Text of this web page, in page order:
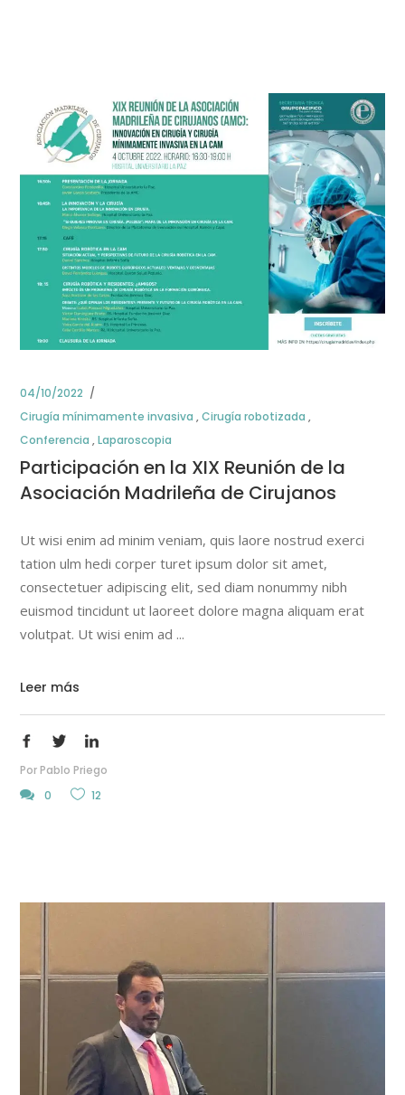
04/10/2022
Cirugía mínimamente invasiva ,Cirugía robotizada ,
Conferencia ,Laparoscopia
Participación en la XIX Reunión de la
Asociación Madrileña de Cirujanos
Ut wisi enim ad minim veniam, quis laore nostrud exerci
tation ulm hedi corper turet ipsum dolor sit amet,
consectetuer adipiscing elit, sed diam nonummy nibh
euismod tincidunt ut laoreet dolore magna aliquam erat
volutpat. Ut wisi enim ad
Leer más
Por Pablo Priego
0
12